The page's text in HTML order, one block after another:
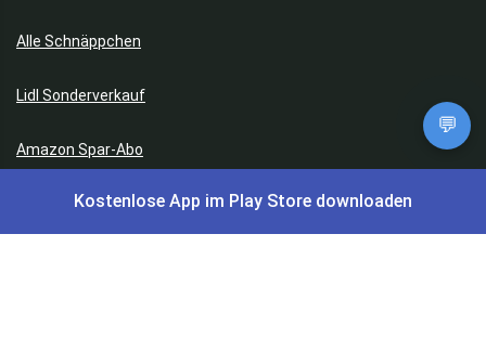
Alle Schnäppchen
Lidl Sonderverkauf
Amazon Spar-Abo
Amazon Angebote
💬
Kostenlose App im Play Store downloaden